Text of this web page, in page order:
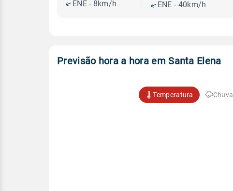
ENE - 8km/h
ENE - 40km/h
Previsão hora a hora em Santa Elena
Temperatura Chuva